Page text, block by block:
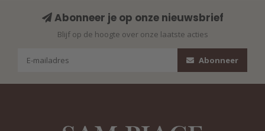
Abonneer je op onze nieuwsbrief
Blijf op de hoogte over onze laatste acties
Abonneer